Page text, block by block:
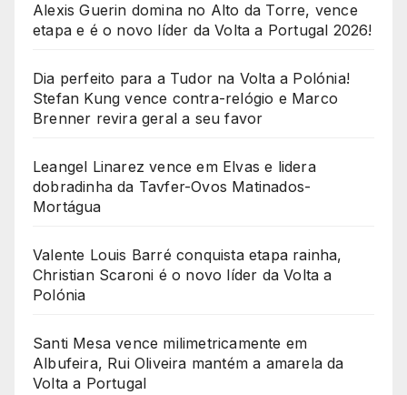
Alexis Guerin domina no Alto da Torre, vence
etapa e é o novo líder da Volta a Portugal 2026!
Dia perfeito para a Tudor na Volta a Polónia!
Stefan Kung vence contra-relógio e Marco
Brenner revira geral a seu favor
Leangel Linarez vence em Elvas e lidera
dobradinha da Tavfer-Ovos Matinados-
Mortágua
Valente Louis Barré conquista etapa rainha,
Christian Scaroni é o novo líder da Volta a
Polónia
Santi Mesa vence milimetricamente em
Albufeira, Rui Oliveira mantém a amarela da
Volta a Portugal